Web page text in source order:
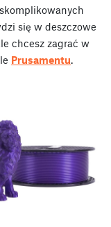
się w deszczowe
chcesz zagrać w
Prusamentu.